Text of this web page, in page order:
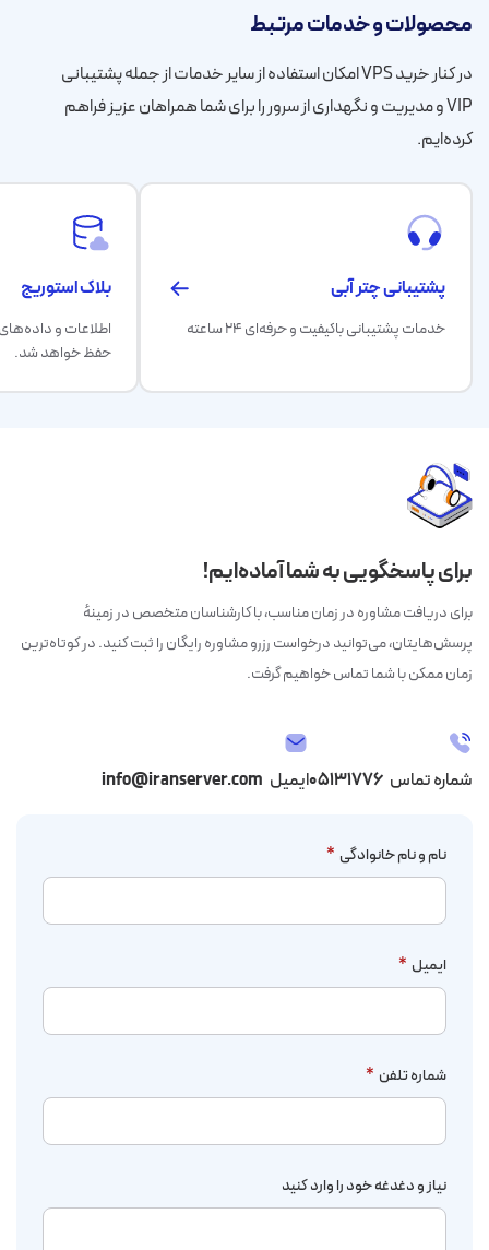
محصولات و خدمات مرتبط
در کنار خرید VPS امکان استفاده از سایر خدمات از جمله پشتیبانی
VIP و مدیریت و نگهداری از سرور را برای شما همراهان عزیز فراهم
کرده‌ایم.
پشتیبانی چتر آبی
خدمات پشتیبانی باکیفیت و حرفه‌ای ۲۴ ساعته
بلاک استوریج
اطلاعات و
حفظ خواهد شد.
برای پاسخگویی به شما آماده‌ایم!
برای دریافت مشاوره در زمان مناسب، با کارشناسان متخصص در زمینهٔ
پرسش‌هایتان، می‌توانید درخواست رزرو مشاوره رایگان را ثبت کنید. در کوتاه‌ترین
زمان ممکن با شما تماس خواهیم گرفت.
شماره تماس ۰۵۱۳۱۷۷۶ایمیل info@iranserver.com
نام و نام خانوادگی *
ایمیل *
شماره تلفن *
نیاز و دغدغه خود را وارد کنید